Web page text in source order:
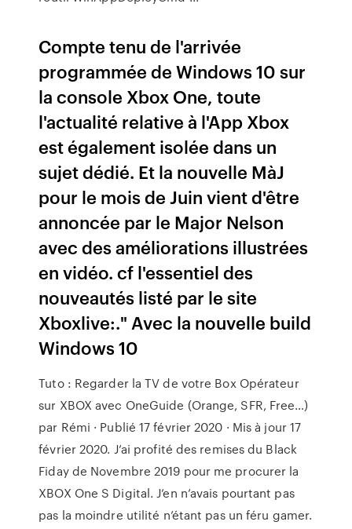
Compte tenu de l'arrivée
programmée de Windows 10 sur
la console Xbox One, toute
l'actualité relative à l'App Xbox
est également isolée dans un
sujet dédié. Et la nouvelle MàJ
pour le mois de Juin vient d'être
annoncée par le Major Nelson
avec des améliorations illustrées
en vidéo. cf l'essentiel des
nouveautés listé par le site
Xboxlive:." Avec la nouvelle build
Windows 10
Tuto : Regarder la TV de votre Box Opérateur
sur XBOX avec OneGuide (Orange, SFR, Free…)
par Rémi · Publié 17 février 2020 · Mis à jour 17
février 2020. J’ai profité des remises du Black
Fiday de Novembre 2019 pour me procurer la
XBOX One S Digital. J’en n’avais pourtant pas
pas la moindre utilité n’étant pas un féru gamer.